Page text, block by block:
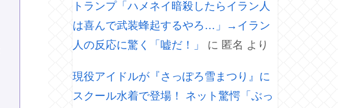
トランプ「ハメネイ暗殺したらイラン人
は喜んで武装蜂起するやろ…」→イラン
人の反応に驚く「嘘だ！」
に 匿名 より
現役アイドルが『さっぽろ雪まつり』に
スクール水着で登場！ ネット驚愕「ぶっ